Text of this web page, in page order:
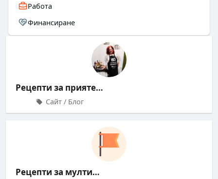
Работа
Финансиране
Рецепти за приятели
Сайт / Блог
Рецепти за мултикукър